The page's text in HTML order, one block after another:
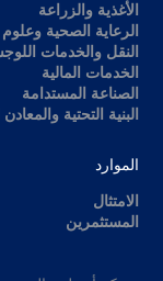
الأغذية والزراعة
الرعاية الصحية وعلوم
النقل والخدمات
الخدمات المالية
الصناعة المستدامة
البنية التحتية
الموارد
الامتثال
المستثمرين